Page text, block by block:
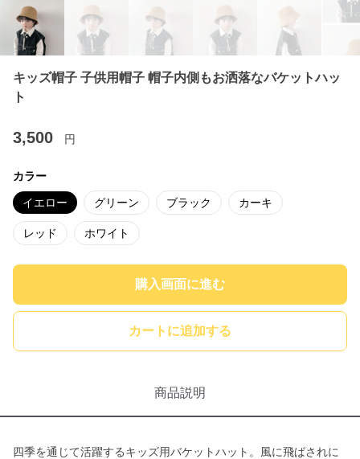
キッズ帽子 子供用帽子 帽子内側もお洒落なバケットハッ
ト
3,500 円
カラー
イエロー グリーン ブラック カーキ
レッド ホワイト
購入画面に進む
カートに追加する
商品説明
四季を通じて活躍するキッズ用バケットハット。風に飛ばされに